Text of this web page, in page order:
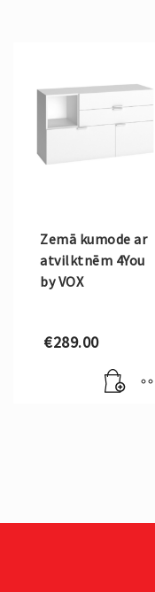
Zemā kumode ar
atvilktnēm 4You
by VOX
€289.00